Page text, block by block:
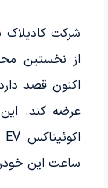
عرضه کند.
ساعت این